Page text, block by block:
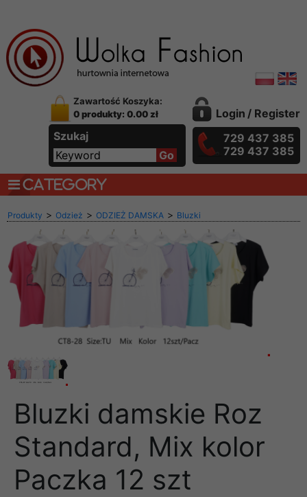
Zawartość Koszyka:
0 produkty: 0.00 zł
Szukaj
Login / Register
729 437 385
729 437 385
CATEGORY
Produkty > Odzież > ODZIEŻ DAMSKA > Bluzki
Bluzki damskie Roz
Standard, Mix kolor
Paczka 12 szt